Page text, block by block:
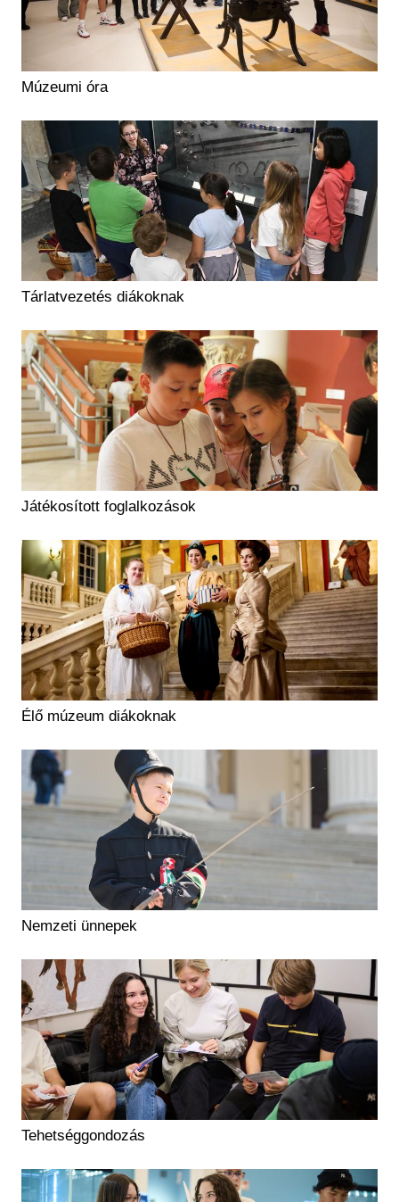
Múzeumi óra
Tárlatvezetés diákoknak
Játékosított foglalkozások
Élő múzeum diákoknak
Nemzeti ünnepek
Tehetséggondozás